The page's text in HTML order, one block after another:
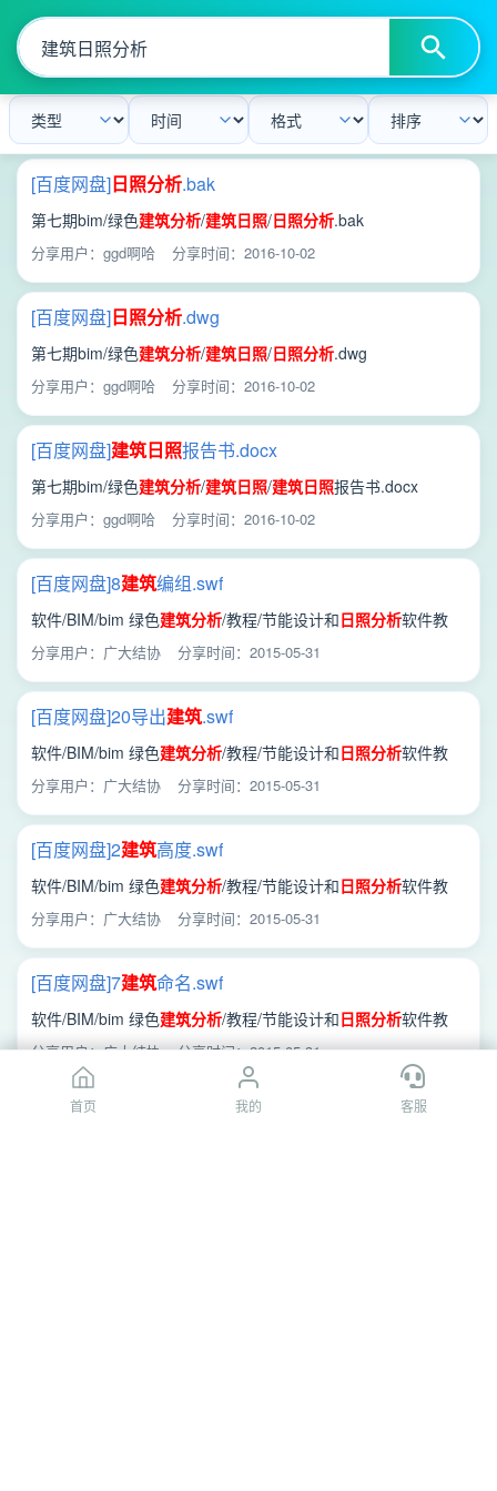
[百度网盘]日照分析.bak
第七期bim/绿色建筑分析/建筑日照/日照分析.bak
分享用户：ggd啊哈 分享时间：2016-10-02
[百度网盘]日照分析.dwg
第七期bim/绿色建筑分析/建筑日照/日照分析.dwg
分享用户：ggd啊哈 分享时间：2016-10-02
[百度网盘]建筑日照报告书.docx
第七期bim/绿色建筑分析/建筑日照/建筑日照报告书.docx
分享用户：ggd啊哈 分享时间：2016-10-02
[百度网盘]8建筑编组.swf
软件/BIM/bim 绿色建筑分析/教程/节能设计和日照分析软件教
程/日照/8 建筑 编组.swf
分享用户：广大结协 分享时间：2015-05-31
[百度网盘]20导出建筑.swf
软件/BIM/bim 绿色建筑分析/教程/节能设计和日照分析软件教
程/日照/20导出建筑 .swf
分享用户：广大结协 分享时间：2015-05-31
[百度网盘]2建筑高度.swf
软件/BIM/bim 绿色建筑分析/教程/节能设计和日照分析软件教
程/日照/2 建筑 高度.swf
分享用户：广大结协 分享时间：2015-05-31
[百度网盘]7建筑命名.swf
软件/BIM/bim 绿色建筑分析/教程/节能设计和日照分析软件教
程/日照/7建筑命名.swf
分享用户：广大结协 分享时间：2015-05-31
[百度网盘]2
首页 我的 客服
首页 我的 客服